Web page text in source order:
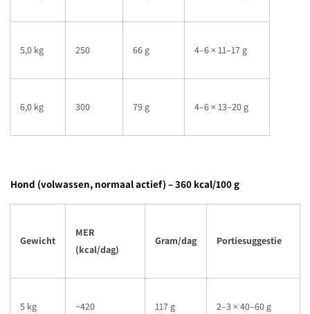
5,0 kg 250 66 g 4–6 × 11–17 g
6,0 kg 300 79 g 4–6 × 13–20 g
Hond (volwassen, normaal actief) – 360 kcal/100 g
Gewicht
MER
(kcal/dag)
Gram/dag Portiesuggestie
5 kg ~420 117 g 2–3 × 40–60 g